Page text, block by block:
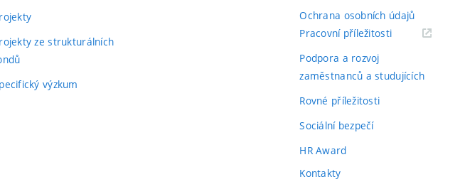
ze strukturálních
výzkum
Ochrana osobních údajů
Pracovní příležitosti(externí
Podpora a rozvoj
zaměstnanců a studujících
Rovné příležitosti
Sociální bezpečí
HR Award
Kontakty